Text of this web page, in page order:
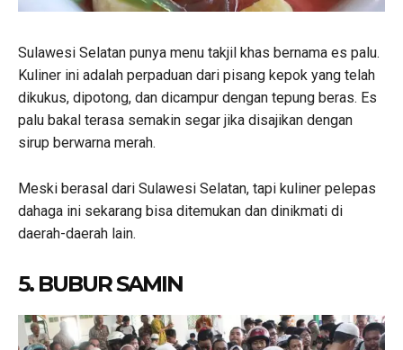
Sulawesi Selatan punya menu takjil khas bernama es palu.
Kuliner ini adalah perpaduan dari pisang kepok yang telah
dikukus, dipotong, dan dicampur dengan tepung beras. Es
palu bakal terasa semakin segar jika disajikan dengan
sirup berwarna merah.
Meski berasal dari Sulawesi Selatan, tapi kuliner pelepas
dahaga ini sekarang bisa ditemukan dan dinikmati di
daerah-daerah lain.
5. BUBUR SAMIN